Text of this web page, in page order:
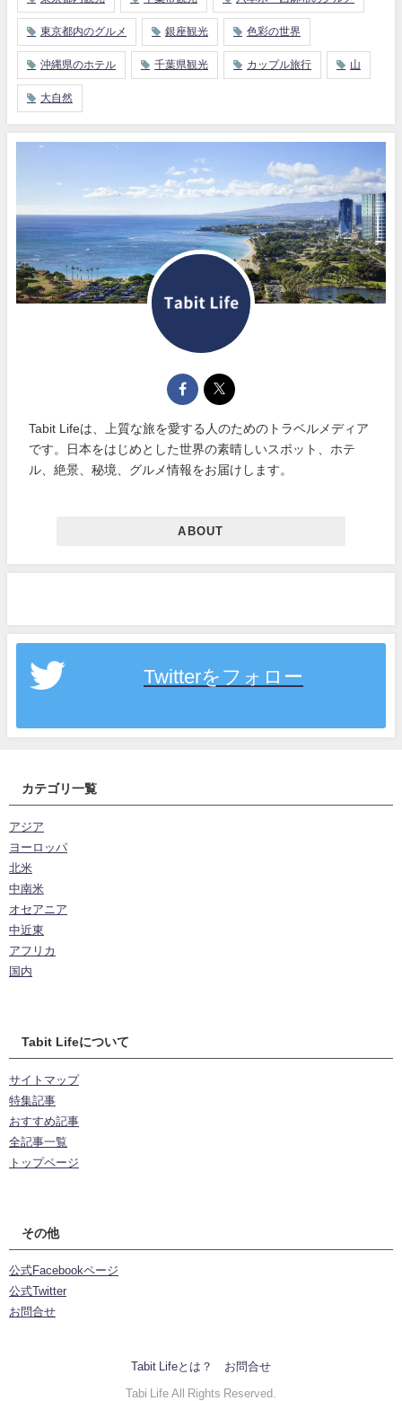
東京都内のグルメ 銀座観光 色彩の世界
沖縄県のホテル 千葉県観光 カップル旅行 山
大自然
Tabit Lifeは、上質な旅を愛する人のためのトラベルメディア
です。日本をはじめとした世界の素晴しいスポット、ホテ
ル、絶景、秘境、グルメ情報をお届けします。
ABOUT
Twitterをフォロー
カテゴリ一覧
アジア
ヨーロッパ
北米
中南米
オセアニア
中近東
アフリカ
国内
Tabit Lifeについて
サイトマップ
特集記事
おすすめ記事
全記事一覧
トップページ
その他
公式Facebookページ
公式Twitter
お問合せ
Tabit Lifeとは？ お問合せ
Tabi Life All Rights Reserved.